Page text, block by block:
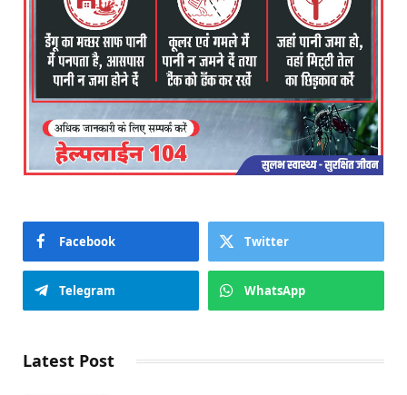
Facebook Twitter
Telegram WhatsApp
Latest Post